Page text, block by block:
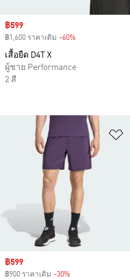
Sale price
฿599
฿900 ราคาเดิม -30%
Sale price
฿599
฿1,600 ราคาเดิม -60%
เสื้อยืด D4T X
ผู้ชาย Performance
2 สี